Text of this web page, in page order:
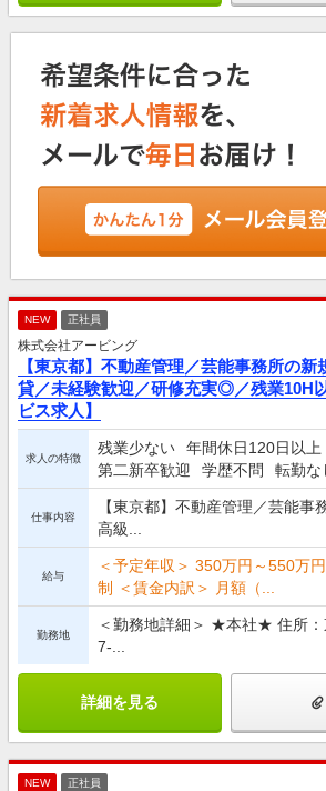
NEW 正社員
株式会社アービング
【東京都】不動産管理／芸能事務所の
貸／未経験歓迎／研修充実◎／残業10H
ビス求人】
求人の特徴
残業少ない 年間休日120日以上
第二新卒歓迎
学歴不問 転勤な
仕事内容
【東京都】不動産管理／芸能事
高級...
給与
＜予定年収＞ 350万円～550万
制 ＜賃金内訳＞ 月額（...
勤務地
＜勤務地詳細＞ ★本社★ 住所：
7-...
詳細を見る
NEW 正社員